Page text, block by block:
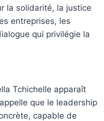
la solidarité, la justice
entreprises, les
qui privilégie la
Tchichelle apparaît
que le leadership
capable de